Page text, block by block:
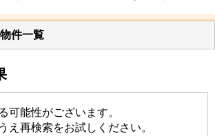
件一覧
可能性がございます。
え再検索をお試しください。